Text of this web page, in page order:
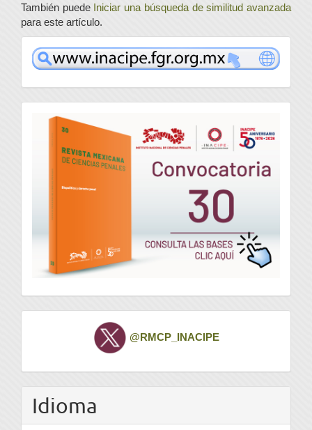
También puede Iniciar una búsqueda de similitud avanzada
para este artículo.
www
convocatoria
Twitter @RMCP_INACIPE
Idioma